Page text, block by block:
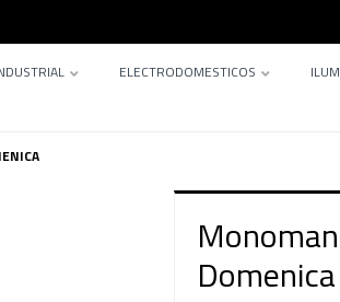
ELECTRODOMESTICOS
Domenica